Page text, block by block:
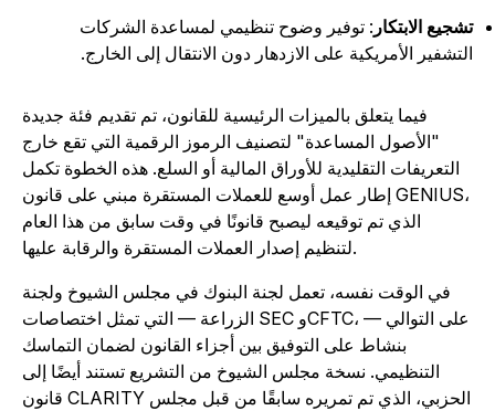
الابتكار: توفير وضوح تنظيمي لمساعدة الشركات
الأمريكية على الازدهار دون الانتقال إلى الخارج.
فيما يتعلق بالميزات الرئيسية للقانون، تم تقديم فئة جديدة
"الأصول المساعدة" لتصنيف الرموز الرقمية التي تقع خارج
التعريفات التقليدية للأوراق المالية أو السلع. هذه الخطوة تكمل
إطار عمل أوسع للعملات المستقرة مبني على قانون GENIUS،
الذي تم توقيعه ليصبح قانونًا في وقت سابق من هذا العام
في الوقت نفسه، تعمل لجنة البنوك في مجلس الشيوخ ولجنة
الزراعة — التي تمثل اختصاصات SEC وCFTC، على التوالي —
بنشاط على التوفيق بين أجزاء القانون لضمان التماسك
التنظيمي. نسخة مجلس الشيوخ من التشريع تستند أيضًا إلى
قانون CLARITY الحزبي، الذي تم تمريره سابقًا من قبل مجلس